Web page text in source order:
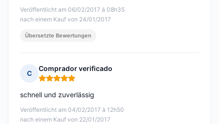
Veröffentlicht am 06/02/2017 à 08h35
nach einem Kauf von 24/01/2017
Übersetzte Bewertungen
C
Comprador verificado
Hinweis: 5 von 5
Veröffentlicht am 04/02/2017 à 12h50
nach einem Kauf von 22/01/2017
schnell und zuverlässig